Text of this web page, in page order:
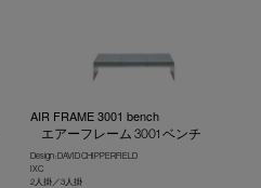
AIR FRAME 3001 bench
エアーフレーム 3001 ベンチ
Design : DAVID CHIPPERFIELD
IXC
2人掛／3人掛